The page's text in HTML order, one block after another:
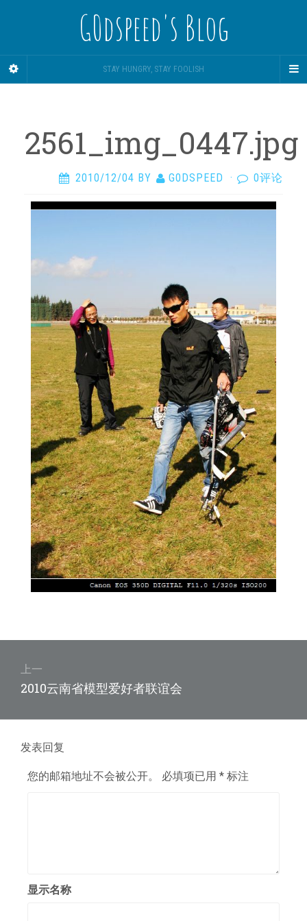
G0dspeed's Blog
STAY HUNGRY, STAY FOOLISH
2561_img_0447.jpg
2010/12/04 BY G0DSPEED · 0评论
航
上一
上
文
章：
2010云南省模型爱好者联谊会
发表回复
您的邮箱地址不会被公开。 必填项已用 * 标注
显示名称